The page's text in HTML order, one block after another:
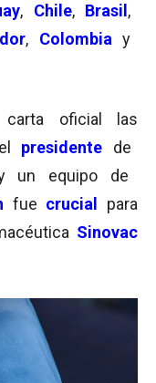
, Chile, Brasil ,
, Colombiay
oficial las
presidente de
un equipo de
fue crucial para
Sinovac